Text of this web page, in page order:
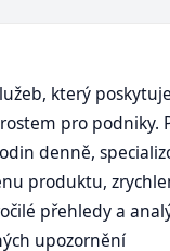
který
pro podniky.
denně,
produktu,
přehledy a
upozornění